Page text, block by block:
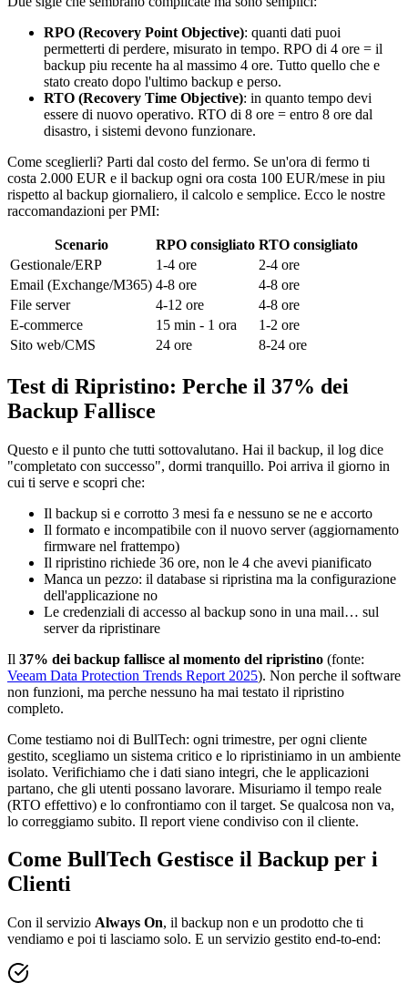
RPO (Recovery Point Objective): quanti dati puoi
permetterti di perdere, misurato in tempo. RPO di 4 ore = il
backup piu recente ha al massimo 4 ore. Tutto quello che e
stato creato dopo l'ultimo backup e perso.
RTO (Recovery Time Objective): in quanto tempo devi
essere di nuovo operativo. RTO di 8 ore = entro 8 ore dal
disastro, i sistemi devono funzionare.
Come sceglierli? Parti dal costo del fermo. Se un'ora di fermo ti
costa 2.000 EUR e il backup ogni ora costa 100 EUR/mese in piu
rispetto al backup giornaliero, il calcolo e semplice. Ecco le nostre
raccomandazioni per PMI:
Scenario RPO consigliato RTO consigliato
Gestionale/ERP
1-4 ore
2-4 ore
Email (Exchange/M365) 4-8 ore
4-8 ore
File server
4-12 ore
4-8 ore
E-commerce
15 min - 1 ora
1-2 ore
Sito web/CMS
24 ore 8-24 ore
Test di Ripristino: Perche il 37% dei
Backup Fallisce
Questo e il punto che tutti sottovalutano. Hai il backup, il log dice
"completato con successo", dormi tranquillo. Poi arriva il giorno in
cui ti serve e scopri che:
Il backup si e corrotto 3 mesi fa e nessuno se ne e accorto
Il formato e incompatibile con il nuovo server (aggiornamento
firmware nel frattempo)
Il ripristino richiede 36 ore, non le 4 che avevi pianificato
Manca un pezzo: il database si ripristina ma la configurazione
dell'applicazione no
Le credenziali di accesso al backup sono in una mail… sul
server da ripristinare
Il 37% dei backup fallisce al momento del ripristino (fonte:
Veeam Data Protection Trends Report 2025). Non perche il software
non funzioni, ma perche nessuno ha mai testato il ripristino
completo.
Come testiamo noi di BullTech: ogni trimestre, per ogni cliente
gestito, scegliamo un sistema critico e lo ripristiniamo in un ambiente
isolato. Verifichiamo che i dati siano integri, che le applicazioni
partano, che gli utenti possano lavorare. Misuriamo il tempo reale
(RTO effettivo) e lo confrontiamo con il target. Se qualcosa non va,
lo correggiamo subito. Il report viene condiviso con il cliente.
Come BullTech Gestisce il Backup per i
Clienti
Con il servizio Always On, il backup non e un prodotto che ti
vendiamo e poi ti lasciamo solo. E un servizio gestito end-to-end: